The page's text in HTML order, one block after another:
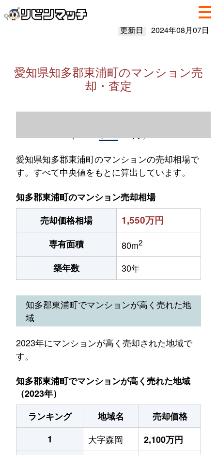
更新日 2024年08月07日
愛知県知多郡東浦町のマンション売
却・査定
愛知県知多郡東浦町のマンションの売却相場で
す。すべて中央値をもとに算出しています。
知多郡東浦町のマンション売却相場
売却価格相場
1,550万円
専有面積 80m2
築年数 30年
知多郡東浦町でマンションが高く売れた地
域
2023年にマンションが高く売却された地域で
す。
知多郡東浦町でマンションが高く売れた地域
（2023年）
ランキング
地域名
売却価格
1
大字森岡
2,100万円